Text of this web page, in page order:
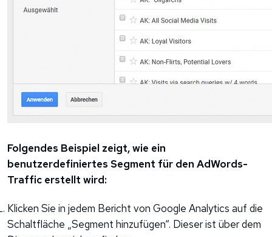
Folgendes Beispiel zeigt, wie ein
benutzerdefiniertes Segment für den AdWords-
Traffic erstellt wird:
Klicken Sie in jedem Bericht von Google Analytics auf die
Schaltfläche „Segment hinzufügen“. Dieser ist über dem